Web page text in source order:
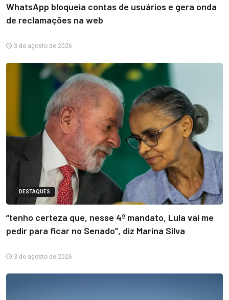
WhatsApp bloqueia contas de usuários e gera onda
de reclamações na web
3 de agosto de 2026
DESTAQUES
“tenho certeza que, nesse 4º mandato, Lula vai me
pedir para ficar no Senado”, diz Marina Silva
3 de agosto de 2026